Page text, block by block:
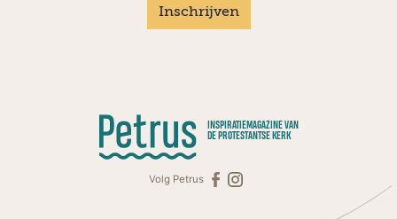
Inschrijven
INSPIRATIEMAGAZINE VAN
DE PROTESTANTSE KERK
Volg Petrus